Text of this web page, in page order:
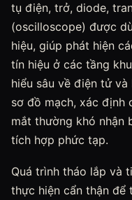
tụ điện, trở, diode,
(oscilloscope) được
hiệu, giúp phát hiện
tín hiệu ở các tầng
hiểu sâu về điện tử
sơ đồ mạch, xác định
mắt thường khó nhận
tích hợp phức tạp.
Quá trình tháo lắp và
thực hiện cẩn thận để